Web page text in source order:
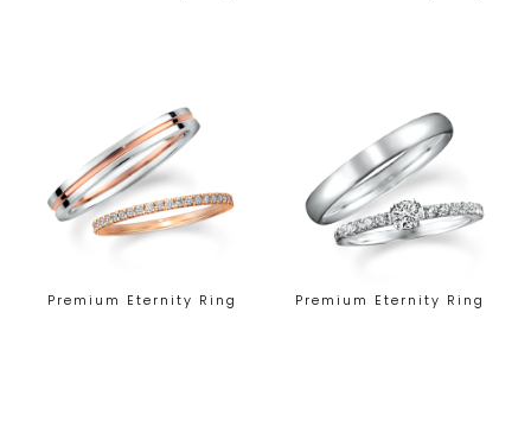
Premium Eternity Ring Premium Eternity Ring